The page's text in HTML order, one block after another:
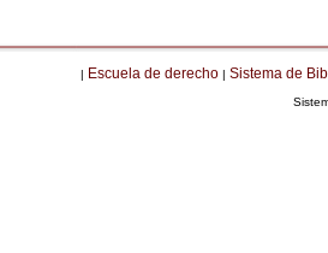
| Escuela de derecho | Sistema de